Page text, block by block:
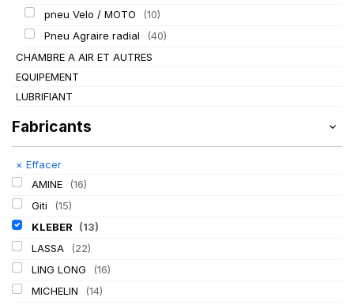
pneu Velo / MOTO
(10)
Pneu Agraire radial
(40)
CHAMBRE A AIR ET AUTRES
EQUIPEMENT
LUBRIFIANT
Fabricants
× Effacer
AMINE
(16)
Giti
(15)
KLEBER
(13)
LASSA
(22)
LING LONG
(16)
MICHELIN
(14)